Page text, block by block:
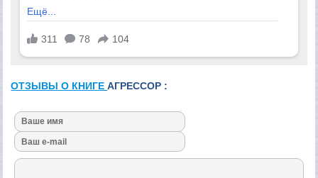
ОТЗЫВЫ О КНИГЕАГРЕССОР :